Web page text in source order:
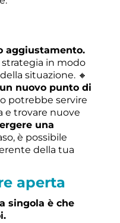
aggiustamento.
in modo
situazione. 🔸
nuovo punto di
potrebbe servire
e trovare nuove
una
è possibile
della tua
aperta
singola è che